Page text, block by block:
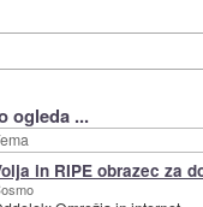
ogleda ...
in RIPE obrazec za